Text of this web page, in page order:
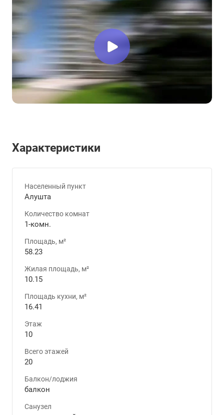
Характеристики
Населенный пункт
Алушта
Количество комнат
1-комн.
Площадь, м²
58.23
Жилая площадь, м²
10.15
Площадь кухни, м²
16.41
Этаж
10
Всего этажей
20
Балкон/лоджия
балкон
Санузел